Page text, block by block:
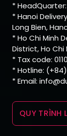
*
* Hanoi
Long Bien,
* Ho Chi Minh
District, Ho Chi
* Tax code:
* Hotline: (+84)
* Email:
QUY TRÌNH